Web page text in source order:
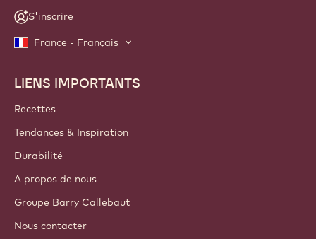
S'inscrire
France - Français
Footer
Callebaut
LIENS IMPORTANTS
Recettes
Tendances & Inspiration
Durabilité
A propos de nous
Groupe Barry Callebaut
Nous contacter